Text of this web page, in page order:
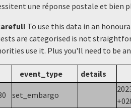
une réponse postale et bien
To use this data in an
are categorised is not
use it. Plus you'll need to be
event_type details
set_embargo